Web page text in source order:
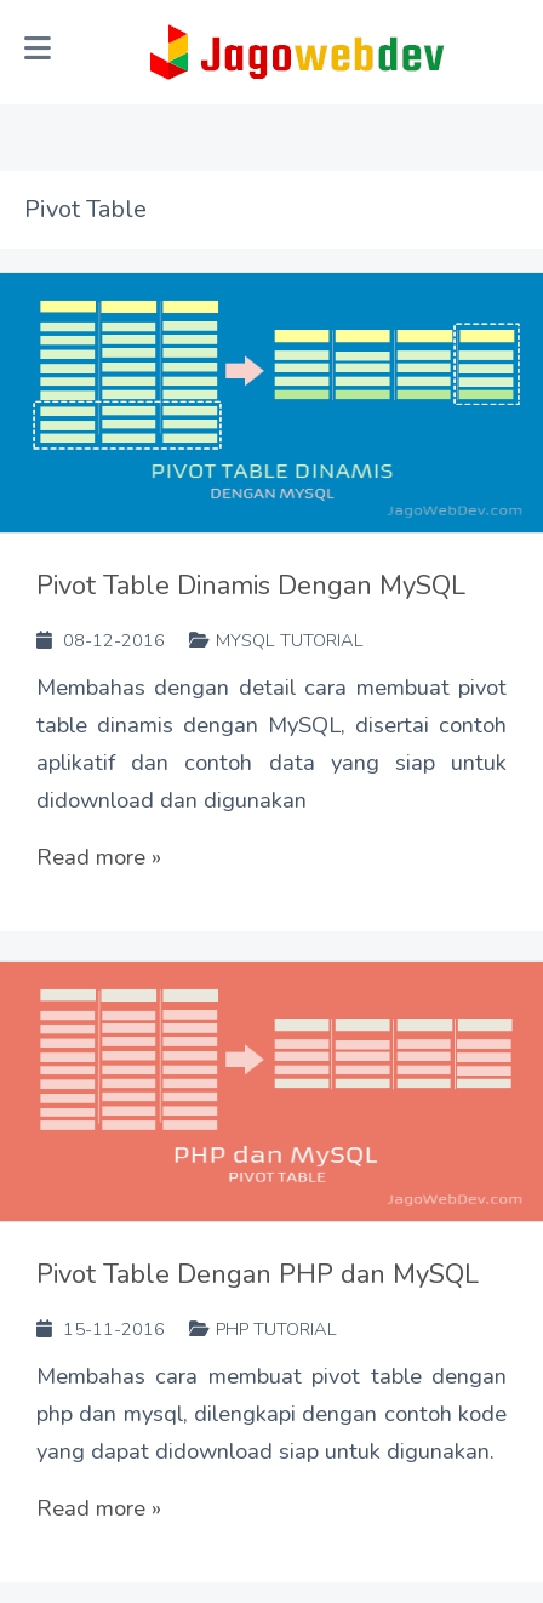
Pivot Table
Pivot Table Dinamis Dengan MySQL
08-12-2016 MYSQL TUTORIAL
Membahas dengan detail cara membuat pivot
table dinamis dengan MySQL, disertai contoh
aplikatif dan contoh data yang siap untuk
didownload dan digunakan
Read more »
Pivot Table Dengan PHP dan MySQL
15-11-2016 PHP TUTORIAL
Membahas cara membuat pivot table dengan
php dan mysql, dilengkapi dengan contoh kode
yang dapat didownload siap untuk digunakan.
Read more »